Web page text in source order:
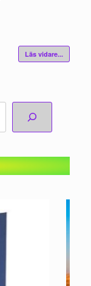
Läs vidare...